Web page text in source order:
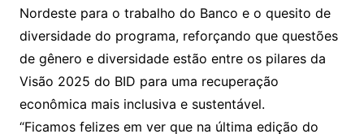
Nordeste para o trabalho do Banco e o quesito de
diversidade do programa, reforçando que questões
de gênero e diversidade estão entre os pilares da
Visão 2025 do BID para uma recuperação
econômica mais inclusiva e sustentável.
“Ficamos felizes em ver que na última edição do